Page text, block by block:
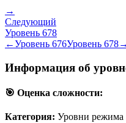
→
Следующий
Уровень 678
←Уровень 676Уровень 678→
Информация об
🎯 Оценка сложности:
Категория: Уровни режима